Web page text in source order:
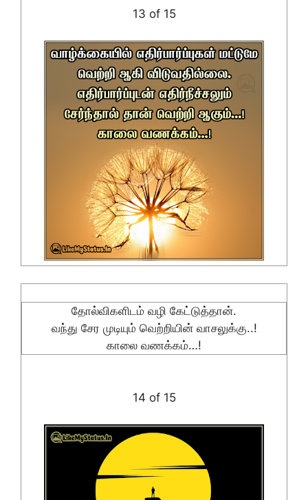
13 of 15
தோல்விகளிடம் வழி கேட்டுத்தான்.
வந்து சேர முடியும் வெற்றியின் வாசலுக்கு..!
காலை வணக்கம்…!
14 of 15